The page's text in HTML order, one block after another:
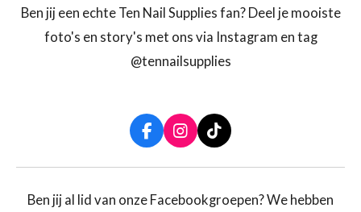
Ben jij een echte Ten Nail Supplies fan? Deel je mooiste
foto's en story's met ons via Instagram en tag
@tennailsupplies
F
a
c
b
I
n
s
a
T
i
k
o
Ben jij al lid van onze Facebookgroepen? We hebben